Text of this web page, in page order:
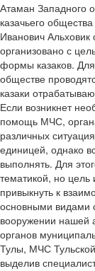
Атаман Западного
казачьего
Иванович
организовано с
формы казаков. Для
обществе
казаки
Если возникнет
помощь МЧС,
различных
единицей, однако
выполнять. Для
тематикой, но
привыкнуть к
основными видами
вооружении нашей
органов
Тулы, МЧС
выделив